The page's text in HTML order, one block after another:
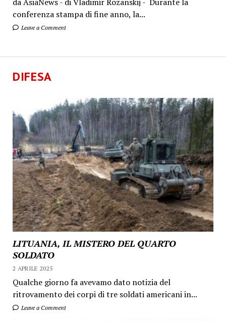
conferenza stampa di fine anno, la...
Leave a Comment
DIFESA
LITUANIA, IL MISTERO DEL QUARTO
SOLDATO
2 APRILE 2025
Qualche giorno fa avevamo dato notizia del
ritrovamento dei corpi di tre soldati americani in...
Leave a Comment